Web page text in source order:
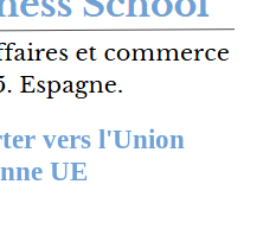
vers l'Union
UE